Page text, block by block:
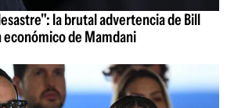
la brutal advertencia de Bill
de Mamdani